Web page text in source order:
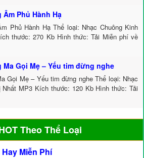
Âm Phủ Hành Hạ
Phủ Hành Hạ Thể loại: Nhạc Chuông Kinh
thước: 270 Kb Hình thức: Tải Miễn phí về
Ma Gọi Mẹ – Yếu tim đừng nghe
Gọi Mẹ – Yếu tim đừng nghe Thể loại: Nhạc
Nhất MP3 Kích thước: 120 Kb Hình thức: Tải
Theo Thể Loại
Miễn Phí